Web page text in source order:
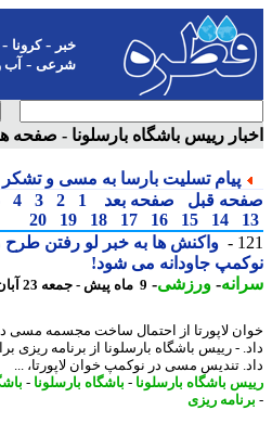
-کرونا-
شرعی-آب و
رییس باشگاه بارسلونا - صفحه هفتم
پیام تسلیت بارسا به مسی و تشکر
قبل صفحه بعد 1
2
3
4
5
14
15
16
17
18
19
20
واکنش ها به خبر لو رفتن طرح
جاودانه می شود!
- ورزشی-9 ماه پیش - جمعه 23 آبان 1404، 15:16
لاپورتا از احتمال ساخت مجسمه مسی در
- رییس باشگاه بارسلونا از برنامه ریزی
تندیس مسی در نوکمپ خوان لاپورتا، ...
باشگاه بارسلونا-باشگاه بارسلونا-باشگاه
ریزی